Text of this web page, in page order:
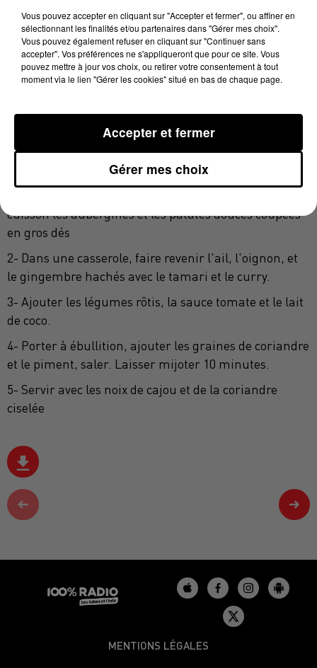
· 3 cc de curry
· 500 g de sauce tomate
· 50 cl de lait de coco
· 50 g de noix de cajou
· 2 tiges de coriandre
cuisson les aubergines et les patates douces coupées
en gros dés
2- Dans une casserole, faire revenir l'ail, l'oignon, et
le gingembre hachés avec le tamari et le curry.
3- Ajouter les légumes rôtis, la sauce tomate et le lait
de coco.
4- Porter à ébullition, ajouter les graines de coriandre
et le piment, saler. Laisser mijoter 10 minutes.
5- Servir avec les noix de cajou et de la coriandre
ciselée
MENTIONS LÉGALES
Vous pouvez accepter en cliquant sur "Accepter et fermer", ou affiner en
sélectionnant les finalités et/ou partenaires dans "Gérer mes choix".
Vous pouvez également refuser en cliquant sur "Continuer sans
accepter". Vos préférences ne s'appliqueront que pour ce site. Vous
pouvez mettre à jour vos choix, ou retirer votre consentement à tout
moment via le lien "Gérer les cookies" situé en bas de chaque page.
Gérer mes choix
Accepter et fermer